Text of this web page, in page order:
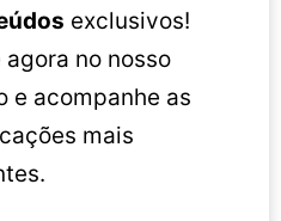
exclusivos!
agora no nosso
e acompanhe as
mais